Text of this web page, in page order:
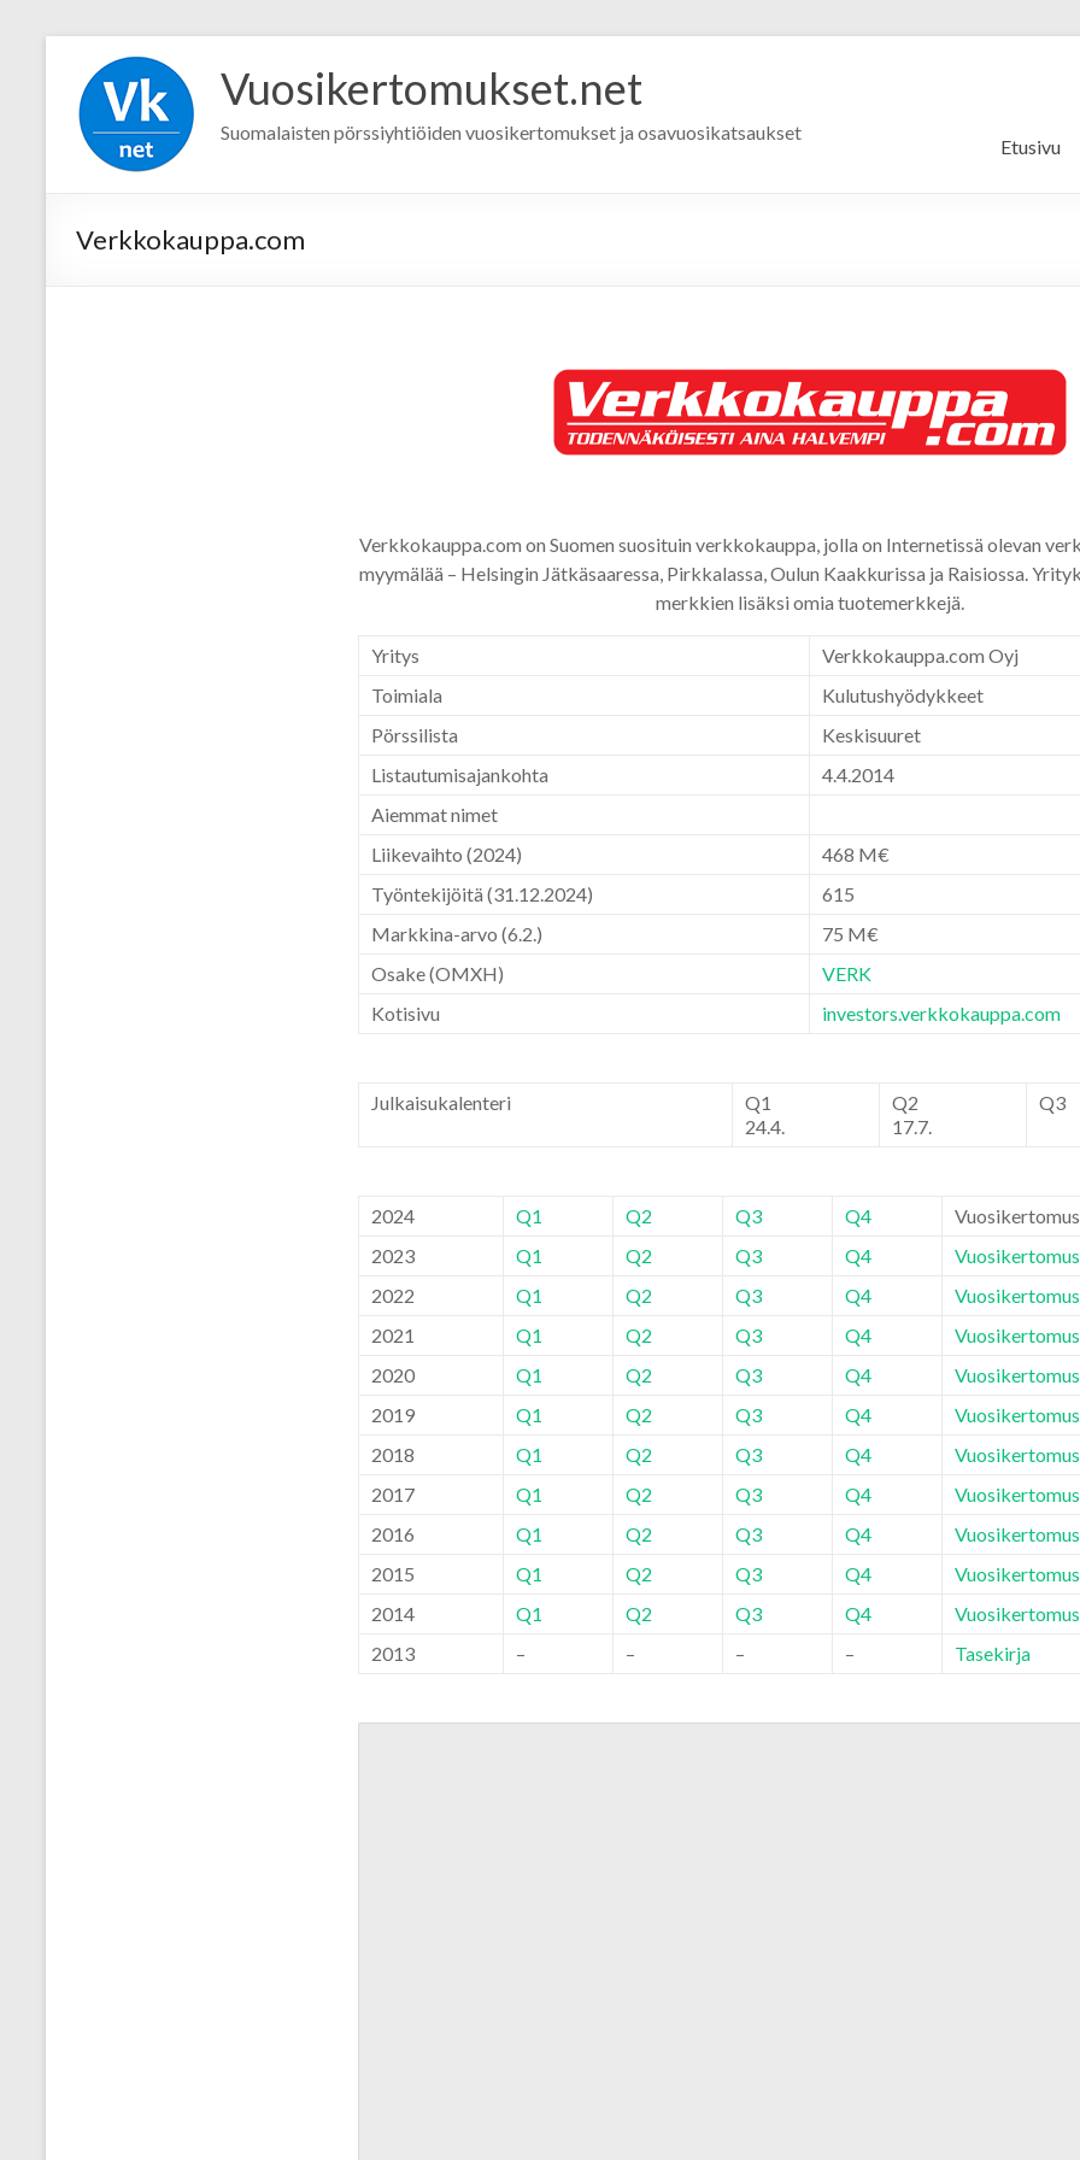
Vuosikertomukset.net
Suomalaisten pörssiyhtiöiden vuosikertomukset ja osavuosikatsaukset
Etusivu
Verkkokauppa.com
Verkkokauppa.com on Suomen suosituin verkkokauppa, jolla on Internetissä olevan
myymälää – Helsingin Jätkäsaaressa, Pirkkalassa, Oulun Kaakkurissa ja Raisiossa.
merkkien lisäksi omia tuotemerkkejä.
Yritys
Verkkokauppa.com Oyj
Toimiala
Kulutushyödykkeet
Pörssilista
Keskisuuret
Listautumisajankohta
4.4.2014
Aiemmat nimet
Liikevaihto (2024)
468 M€
Työntekijöitä (31.12.2024)
615
Markkina-arvo (6.2.)
75 M€
Osake (OMXH)
VERK
Kotisivu
investors.verkkokauppa.com
Julkaisukalenteri
Q1
24.4.
Q2
17.7.
Q3
2024 Q1 Q2 Q3 Q4
Vuosikertomus
2023
Q1 Q2 Q3 Q4
Vuosikertomus
2022
Q1 Q2 Q3 Q4
Vuosikertomus
2021
Q1 Q2 Q3 Q4
Vuosikertomus
2020
Q1 Q2 Q3 Q4
Vuosikertomus
2019
Q1 Q2 Q3 Q4
Vuosikertomus
2018
Q1 Q2 Q3 Q4
Vuosikertomus
2017
Q1 Q2 Q3 Q4
Vuosikertomus
2016
Q1 Q2 Q3 Q4
Vuosikertomus
2015
Q1 Q2 Q3 Q4
Vuosikertomus
2014
Q1 Q2 Q3 Q4
Vuosikertomus
2013
– – – – Tasekirja